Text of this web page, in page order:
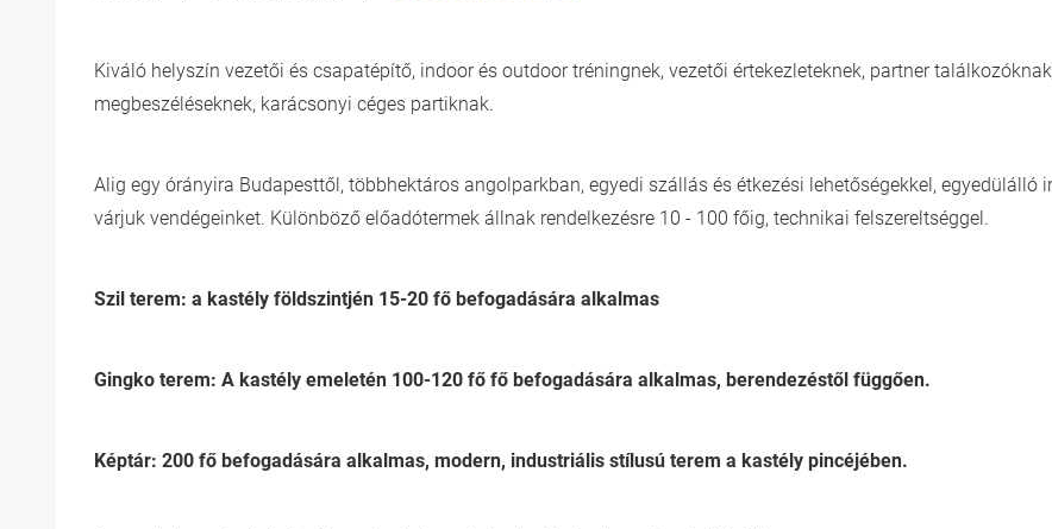
Kiváló helyszín vezetői és csapatépítő, indoor és outdoor tréningnek, vezetői értekezleteknek, partner
megbeszéléseknek, karácsonyi céges partiknak.
Alig egy órányira Budapesttől, többhektáros angolparkban, egyedi szállás és étkezési lehetőségekkel,
várjuk vendégeinket. Különböző előadótermek állnak rendelkezésre 10 - 100 főig, technikai felszereltséggel.
Szil terem: a kastély földszintjén 15-20 fő befogadására alkalmas
Gingko terem: A kastély emeletén 100-120 fő fő befogadására alkalmas, berendezéstől függően.
Képtár: 200 fő befogadására alkalmas, modern, industriális stílusú terem a kastély pincéjében.